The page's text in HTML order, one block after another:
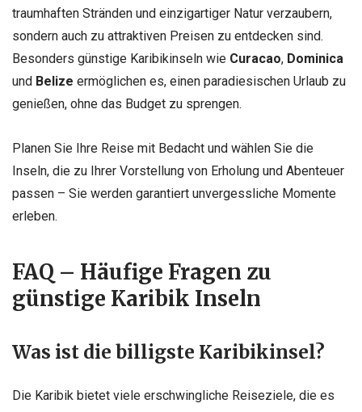
traumhaften Stränden und einzigartiger Natur verzaubern,
sondern auch zu attraktiven Preisen zu entdecken sind.
Besonders günstige Karibikinseln wie Curacao, Dominica
und Belize ermöglichen es, einen paradiesischen Urlaub zu
genießen, ohne das Budget zu sprengen.
Planen Sie Ihre Reise mit Bedacht und wählen Sie die
Inseln, die zu Ihrer Vorstellung von Erholung und Abenteuer
passen – Sie werden garantiert unvergessliche Momente
erleben.
FAQ – Häufige Fragen zu
günstige Karibik Inseln
Was ist die billigste Karibikinsel?
Die Karibik bietet viele erschwingliche Reiseziele, die es